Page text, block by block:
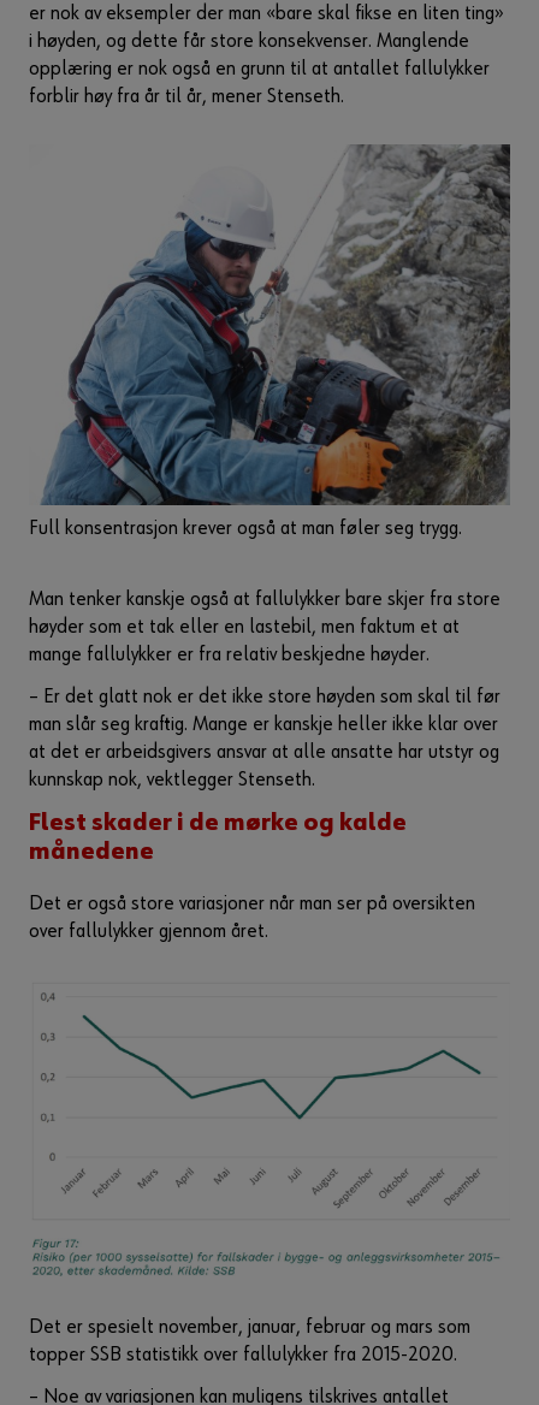
er nok av eksempler der man «bare skal fikse en liten ting»
i høyden, og dette får store konsekvenser. Manglende
opplæring er nok også en grunn til at antallet fallulykker
forblir høy fra år til år, mener Stenseth.
Full konsentrasjon krever også at man føler seg trygg.
Man tenker kanskje også at fallulykker bare skjer fra store
høyder som et tak eller en lastebil, men faktum et at
mange fallulykker er fra relativ beskjedne høyder.
– Er det glatt nok er det ikke store høyden som skal til før
man slår seg kraftig. Mange er kanskje heller ikke klar over
at det er arbeidsgivers ansvar at alle ansatte har utstyr og
kunnskap nok, vektlegger Stenseth.
Flest skader i de mørke og kalde
månedene
Det er også store variasjoner når man ser på oversikten
over fallulykker gjennom året.
Det er spesielt november, januar, februar og mars som
topper SSB statistikk over fallulykker fra 2015-2020.
– Noe av variasjonen kan muligens tilskrives antallet